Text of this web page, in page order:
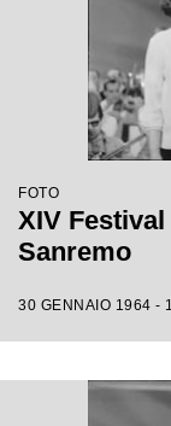
FOTO
XIV
Sanremo
30 GENNAIO 1964 -